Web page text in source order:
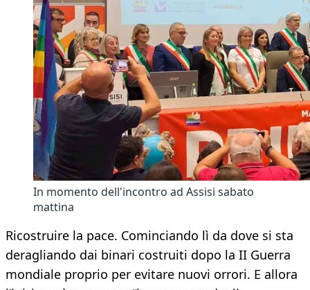
In momento dell'incontro ad Assisi sabato
mattina
Ricostruire la pace. Cominciando lì da dove si sta
deragliando dai binari costruiti dopo la II Guerra
mondiale proprio per evitare nuovi orrori. E allora